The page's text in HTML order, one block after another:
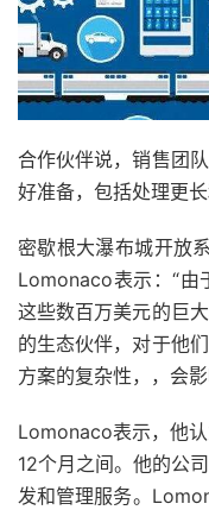
合作伙伴说，销售团
好准备，包括处理更
密歇根大瀑布城开放
Lomonaco表示：“由
这些数百万美元的巨
的生态伙伴，对于他
方案的复杂性，，会
Lomonaco表示，他
12个月之间。他的公
发和管理服务。